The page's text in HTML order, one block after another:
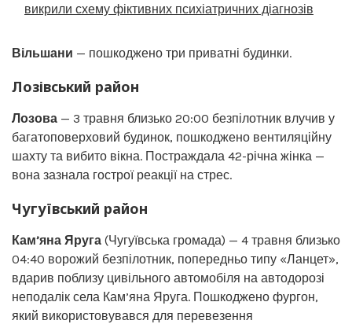
викрили схему фіктивних психіатричних діагнозів
Вільшани — пошкоджено три приватні будинки.
Лозівський район
Лозова — 3 травня близько 20:00 безпілотник влучив у
багатоповерховий будинок, пошкоджено вентиляційну
шахту та вибито вікна. Постраждала 42-річна жінка —
вона зазнала гострої реакції на стрес.
Чугуївський район
Кам’яна Яруга (Чугуївська громада) — 4 травня близько
04:40 ворожий безпілотник, попередньо типу «Ланцет»,
вдарив поблизу цивільного автомобіля на автодорозі
неподалік села Кам’яна Яруга. Пошкоджено фургон,
який використовувався для перевезення